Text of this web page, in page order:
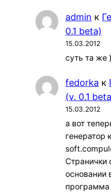
admin к
0.1 beta)
15.03.2012
суть та же )
fedorka к
(v. 0.1
15.03.2012
а вот
генератор
Странички
основании
программа